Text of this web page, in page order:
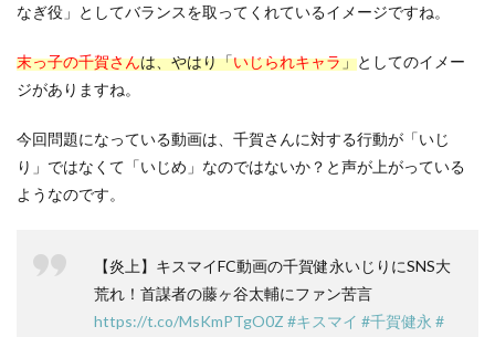
なぎ役」としてバランスを取ってくれているイメージですね。
末っ子の千賀さんは、やはり「いじられキャラ」としてのイメー
ジがありますね。
今回問題になっている動画は、千賀さんに対する行動が「いじ
り」ではなくて「いじめ」なのではないか？と声が上がっている
ようなのです。
【炎上】キスマイFC動画の千賀健永いじりにSNS大
荒れ！首謀者の藤ヶ谷太輔にファン苦言
https://t.co/MsKmPTgO0Z #キスマイ #千賀健永 #